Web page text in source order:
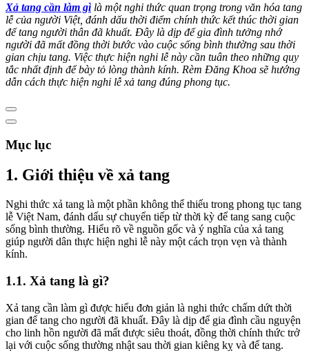
Xả tang cần làm gì là một nghi thức quan trọng trong văn hóa tang
lễ của người Việt, đánh dấu thời điểm chính thức kết thúc thời gian
để tang người thân đã khuất. Đây là dịp để gia đình tưởng nhớ
người đã mất đồng thời bước vào cuộc sống bình thường sau thời
gian chịu tang. Việc thực hiện nghi lễ này cần tuân theo những quy
tắc nhất định để bày tỏ lòng thành kính. Rèm Đăng Khoa sẽ hướng
dẫn cách thực hiện nghi lễ xả tang đúng phong tục.
Mục lục
1. Giới thiệu về xả tang
Nghi thức xả tang là một phần không thể thiếu trong phong tục tang
lễ Việt Nam, đánh dấu sự chuyển tiếp từ thời kỳ để tang sang cuộc
sống bình thường. Hiểu rõ về nguồn gốc và ý nghĩa của xả tang
giúp người dân thực hiện nghi lễ này một cách trọn vẹn và thành
kính.
1.1. Xả tang là gì?
Xả tang cần làm gì được hiểu đơn giản là nghi thức chấm dứt thời
gian để tang cho người đã khuất. Đây là dịp để gia đình cầu nguyện
cho linh hồn người đã mất được siêu thoát, đồng thời chính thức trở
lại với cuộc sống thường nhật sau thời gian kiêng kỵ và để tang.